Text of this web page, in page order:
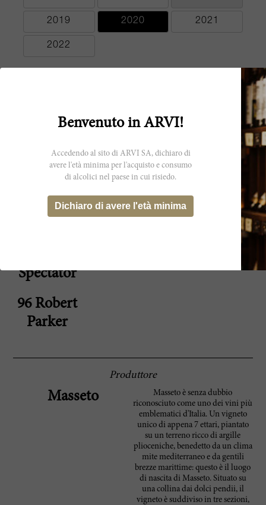
2019 2020 2021
2022
Punteggi dei critici
99 James
Intense aromas of ripe herbs, plums, green
coffee beans, and hazelnuts. Turns to crushed
berries and orange peel. Full-bodied with
superb concentration and fine, velvety
tannins that run the length of the wine. It's
big but agile and gorgeous. Merlot. What a
Spectator
96 Robert
Parker
Produttore
Masseto
Masseto è senza dubbio
riconosciuto come uno dei vini più
emblematici d'Italia. Un vigneto
unico di appena 7 ettari, piantato
su un terreno ricco di argille
plioceniche, benedetto da un clima
mite mediterraneo e da gentili
brezze marittime: questo è il luogo
di nascita di Masseto. Situato su
una collina dai dolci pendii, il
vigneto è suddiviso in tre sezioni,
Benvenuto in ARVI!
Accedendo al sito di ARVI SA, dichiaro di
avere l'età minima per l'acquisto e consumo
di alcolici nel paese in cui risiedo.
Dichiaro di avere l'età minima